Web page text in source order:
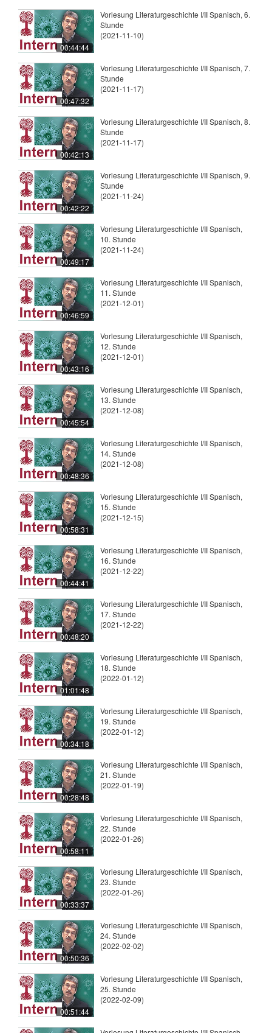
00:44:44
Vorlesung Literaturgeschichte I/II Spanisch, 6.
Stunde
(2021-11-10)
00:47:32
Vorlesung Literaturgeschichte I/II Spanisch, 7.
Stunde
(2021-11-17)
00:42:13
Vorlesung Literaturgeschichte I/II Spanisch, 8.
Stunde
(2021-11-17)
00:42:22
Vorlesung Literaturgeschichte I/II Spanisch, 9.
Stunde
(2021-11-24)
00:49:17
Vorlesung Literaturgeschichte I/II Spanisch,
10. Stunde
(2021-11-24)
00:46:59
Vorlesung Literaturgeschichte I/II Spanisch,
11. Stunde
(2021-12-01)
00:43:16
Vorlesung Literaturgeschichte I/II Spanisch,
12. Stunde
(2021-12-01)
00:45:54
Vorlesung Literaturgeschichte I/II Spanisch,
13. Stunde
(2021-12-08)
00:48:36
Vorlesung Literaturgeschichte I/II Spanisch,
14. Stunde
(2021-12-08)
00:58:31
Vorlesung Literaturgeschichte I/II Spanisch,
15. Stunde
(2021-12-15)
00:44:41
Vorlesung Literaturgeschichte I/II Spanisch,
16. Stunde
(2021-12-22)
00:48:20
Vorlesung Literaturgeschichte I/II Spanisch,
17. Stunde
(2021-12-22)
01:01:48
Vorlesung Literaturgeschichte I/II Spanisch,
18. Stunde
(2022-01-12)
00:34:18
Vorlesung Literaturgeschichte I/II Spanisch,
19. Stunde
(2022-01-12)
00:28:48
Vorlesung Literaturgeschichte I/II Spanisch,
21. Stunde
(2022-01-19)
00:58:11
Vorlesung Literaturgeschichte I/II Spanisch,
22. Stunde
(2022-01-26)
00:33:37
Vorlesung Literaturgeschichte I/II Spanisch,
23. Stunde
(2022-01-26)
00:50:36
Vorlesung Literaturgeschichte I/II Spanisch,
24. Stunde
(2022-02-02)
00:51:44
Vorlesung Literaturgeschichte I/II Spanisch,
25. Stunde
(2022-02-09)